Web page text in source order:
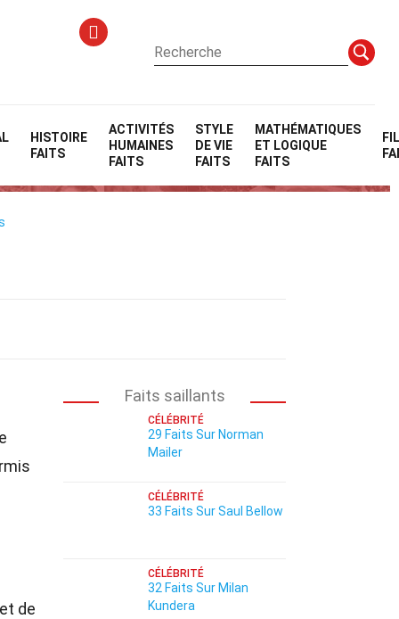
HISTOIRE
FAITS
ACTIVITÉS
HUMAINES
FAITS
STYLE
DE VIE
FAITS
MATHÉMATIQUES
ET LOGIQUE
FAITS
de
Faits saillants
CÉLÉBRITÉ
29 Faits Sur Norman
Mailer
CÉLÉBRITÉ
33 Faits Sur Saul Bellow
CÉLÉBRITÉ
32 Faits Sur Milan
Kundera